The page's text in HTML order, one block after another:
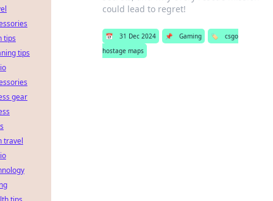
could lead to regret!
📅 31 Dec 2024 📌 Gaming 🏷️
csgo
hostage maps
tips
tips
gear
travel